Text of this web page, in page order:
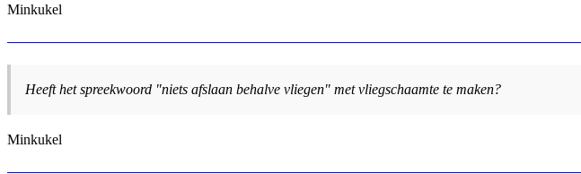
Minkukel
Heeft het spreekwoord "niets afslaan behalve vliegen" met vliegschaamte te maken?
Minkukel